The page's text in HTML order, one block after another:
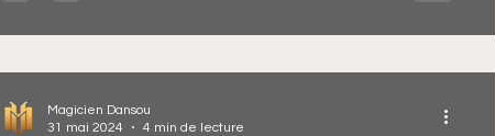
Magicien Dansou
31 mai 2024
4 min de lecture